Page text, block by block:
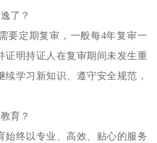
了？
要定期复审，一般每4年复审一
证明持证人在复审期间未发生重
学习新知识、遵守安全规范，
育？
始终以专业、高效、贴心的服务